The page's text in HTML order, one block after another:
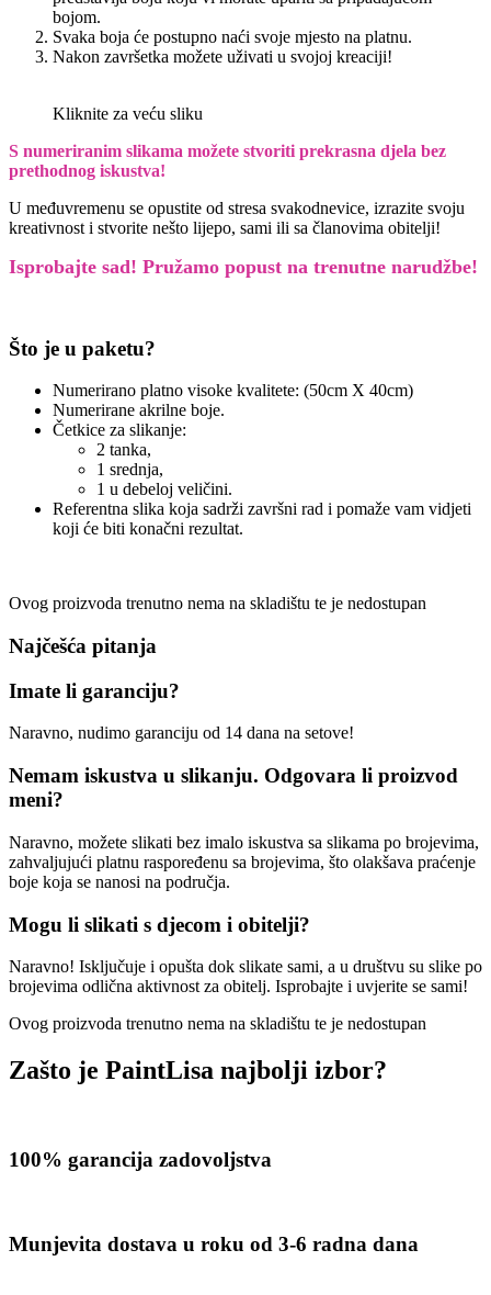
bojom.
Svaka boja će postupno naći svoje mjesto na platnu.
Nakon završetka možete uživati u svojoj kreaciji!
Kliknite za veću sliku
S numeriranim slikama možete stvoriti prekrasna djela bez
prethodnog iskustva!
U međuvremenu se opustite od stresa svakodnevice, izrazite svoju
kreativnost i stvorite nešto lijepo, sami ili sa članovima obitelji!
Isprobajte sad! Pružamo popust na trenutne narudžbe!
Što je u paketu?
Numerirano platno visoke kvalitete: (50cm X 40cm)
Numerirane akrilne boje.
Četkice za slikanje:
2 tanka,
1 srednja,
1 u debeloj veličini.
Referentna slika koja sadrži završni rad i pomaže vam vidjeti
koji će biti konačni rezultat.
Ovog proizvoda trenutno nema na skladištu te je nedostupan
Najčešća pitanja
Imate li garanciju?
Naravno, nudimo garanciju od 14 dana na setove!
Nemam iskustva u slikanju. Odgovara li proizvod
meni?
Naravno, možete slikati bez imalo iskustva sa slikama po brojevima,
zahvaljujući platnu raspoređenu sa brojevima, što olakšava praćenje
boje koja se nanosi na područja.
Mogu li slikati s djecom i obitelji?
Naravno! Isključuje i opušta dok slikate sami, a u društvu su slike po
brojevima odlična aktivnost za obitelj. Isprobajte i uvjerite se sami!
Ovog proizvoda trenutno nema na skladištu te je nedostupan
Zašto je PaintLisa najbolji izbor?
100% garancija zadovoljstva
Munjevita dostava u roku od 3-6 radna dana